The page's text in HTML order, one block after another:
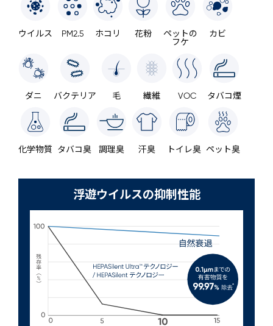
ウイルス PM2.5 ホコリ 花粉
ペットの
フケ
カビ
ダニ バクテリア 毛 繊維 VOC タバコ煙
化学物質 タバコ臭 調理臭 汗臭 トイレ臭 ペット臭
浮遊ウイルスの抑制性能